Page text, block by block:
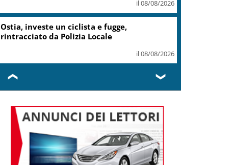
il 08/08/2026
Ostia, investe un ciclista e fugge,
rintracciato da Polizia Locale
il 08/08/2026
❮ ❯